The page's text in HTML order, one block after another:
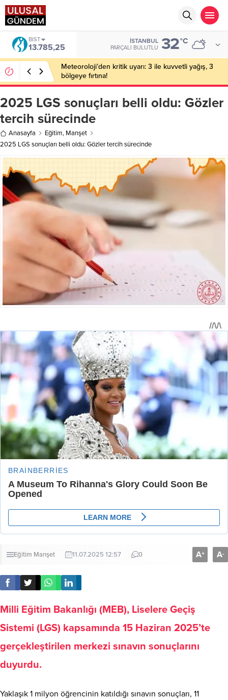
BIST
13.785,25
İSTANBUL
PARÇALI BULUTLU 32°C
Meteoroloji’den kritik uyarı: 3 ile kuvvetli yağış, 3
bölgeye fırtına!
2025 LGS sonuçları belli oldu: Gözler
tercih sürecinde
Anasayfa Eğitim, Manşet
2025 LGS sonuçları belli oldu: Gözler tercih sürecinde
Eğitim Manşet 11.07.2025 12:57 0 A+ A-
Milli Eğitim Bakanlığı (MEB), Liselere Geçiş
Sistemi (LGS) kapsamında 15 Haziran 2025’te
gerçekleştirilen merkezi sınavın sonuçlarını
duyurdu.
Yaklaşık 1 milyon öğrencinin katıldığı sınavın sonuçları, 11